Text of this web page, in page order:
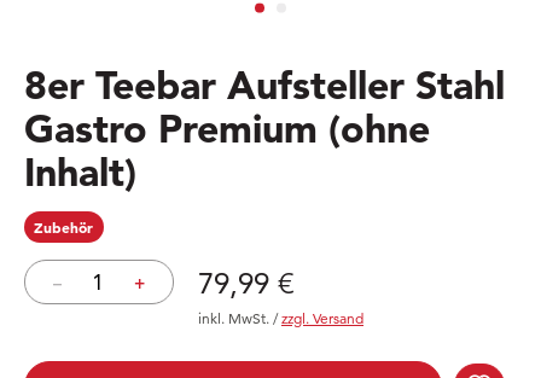
8er Teebar Aufsteller Stahl
Gastro Premium (ohne
Inhalt)
Zubehör
– + Preis: 79,99 €
79,99 €
inkl. MwSt. /zzgl. Versand
8er